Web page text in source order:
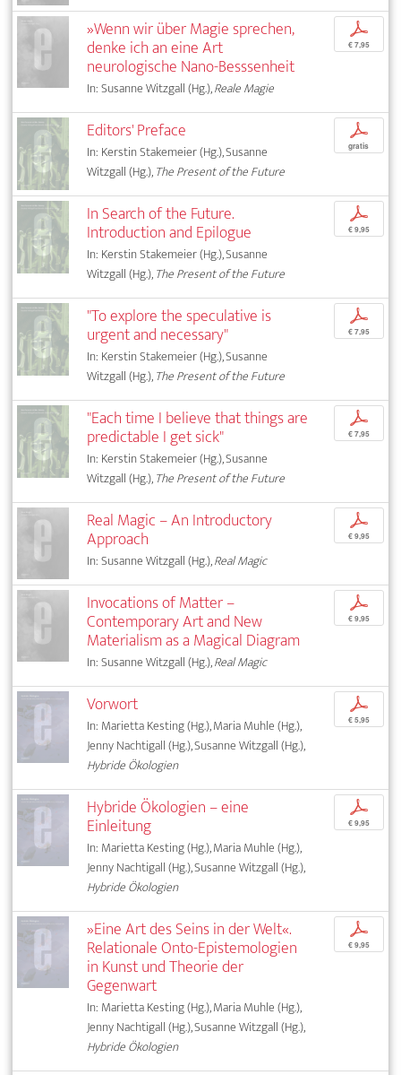
»Wenn wir über Magie sprechen,
denke ich an eine Art
neurologische Nano-Besssenheit
In: Susanne Witzgall (Hg.),Reale Magie
p
€ 7,95
Editors' Preface
In: Kerstin Stakemeier (Hg.), Susanne
Witzgall (Hg.),The Present of the Future
p
gratis
In Search of the Future.
Introduction and Epilogue
In: Kerstin Stakemeier (Hg.), Susanne
Witzgall (Hg.),The Present of the Future
p
€ 9,95
"To explore the speculative is
urgent and necessary"
In: Kerstin Stakemeier (Hg.), Susanne
Witzgall (Hg.),The Present of the Future
p
€ 7,95
"Each time I believe that things are
predictable I get sick"
In: Kerstin Stakemeier (Hg.), Susanne
Witzgall (Hg.),The Present of the Future
p
€ 7,95
Real Magic – An Introductory
Approach
In: Susanne Witzgall (Hg.),Real Magic
p
€ 9,95
Invocations of Matter –
Contemporary Art and New
Materialism as a Magical Diagram
In: Susanne Witzgall (Hg.),Real Magic
p
€ 9,95
Vorwort
In: Marietta Kesting (Hg.), Maria Muhle (Hg.),
Jenny Nachtigall (Hg.), Susanne Witzgall (Hg.),
Hybride Ökologien
p
€ 5,95
Hybride Ökologien – eine
Einleitung
In: Marietta Kesting (Hg.), Maria Muhle (Hg.),
Jenny Nachtigall (Hg.), Susanne Witzgall (Hg.),
Hybride Ökologien
p
€ 9,95
»Eine Art des Seins in der Welt«.
Relationale Onto-Epistemologien
in Kunst und Theorie der
Gegenwart
In: Marietta Kesting (Hg.), Maria Muhle (Hg.),
Jenny Nachtigall (Hg.), Susanne Witzgall (Hg.),
Hybride Ökologien
p
€ 9,95